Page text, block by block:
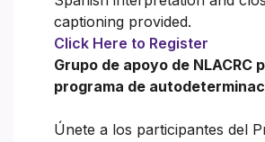
captioning provided.
Click Here to Register
Grupo de apoyo de NLACRC
programa de
Únete a los participantes del